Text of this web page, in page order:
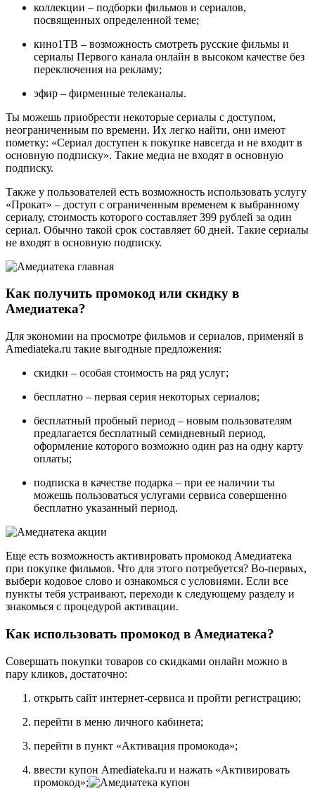
коллекции – подборки фильмов и сериалов,
посвященных определенной теме;
кино1ТВ – возможность смотреть русские фильмы и
сериалы Первого канала онлайн в высоком качестве без
переключения на рекламу;
эфир – фирменные телеканалы.
Ты можешь приобрести некоторые сериалы с доступом,
неограниченным по времени. Их легко найти, они имеют
пометку: «Сериал доступен к покупке навсегда и не входит в
основную подписку». Такие медиа не входят в основную
подписку.
Также у пользователей есть возможность использовать услугу
«Прокат» – доступ с ограниченным временем к выбранному
сериалу, стоимость которого составляет 399 рублей за один
сериал. Обычно такой срок составляет 60 дней. Такие сериалы
не входят в основную подписку.
Как получить промокод или скидку в
Амедиатека?
Для экономии на просмотре фильмов и сериалов, применяй в
Amediateka.ru такие выгодные предложения:
скидки – особая стоимость на ряд услуг;
бесплатно – первая серия некоторых сериалов;
бесплатный пробный период – новым пользователям
предлагается бесплатный семидневный период,
оформление которого возможно один раз на одну карту
оплаты;
подписка в качестве подарка – при ее наличии ты
можешь пользоваться услугами сервиса совершенно
бесплатно указанный период.
Еще есть возможность активировать промокод Амедиатека
при покупке фильмов. Что для этого потребуется? Во-первых,
выбери кодовое слово и ознакомься с условиями. Если все
пункты тебя устраивают, переходи к следующему разделу и
знакомься с процедурой активации.
Как использовать промокод в Амедиатека?
Совершать покупки товаров со скидками онлайн можно в
пару кликов, достаточно:
открыть сайт интернет-сервиса и пройти регистрацию;
перейти в меню личного кабинета;
перейти в пункт «Активация промокода»;
ввести купон Amediateka.ru и нажать «Активировать
промокод»;